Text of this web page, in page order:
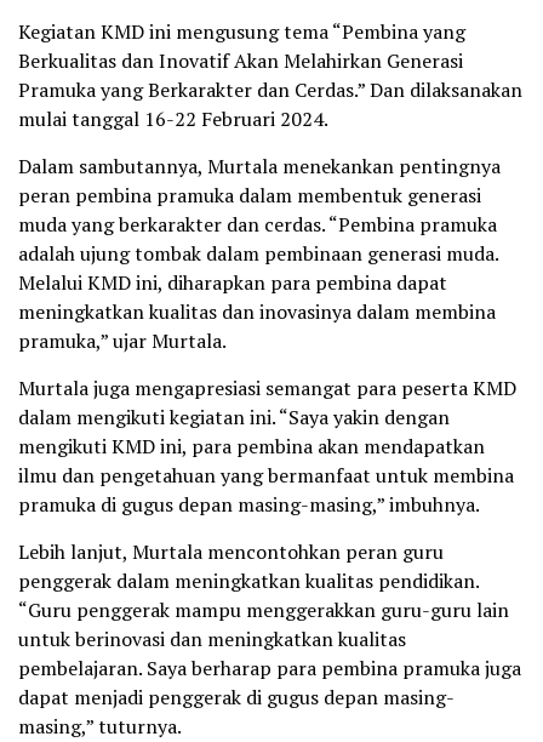
Kegiatan KMD ini mengusung tema “Pembina yang
Berkualitas dan Inovatif Akan Melahirkan Generasi
Pramuka yang Berkarakter dan Cerdas.” Dan dilaksanakan
mulai tanggal 16-22 Februari 2024.
Dalam sambutannya, Murtala menekankan pentingnya
peran pembina pramuka dalam membentuk generasi
muda yang berkarakter dan cerdas. “Pembina pramuka
adalah ujung tombak dalam pembinaan generasi muda.
Melalui KMD ini, diharapkan para pembina dapat
meningkatkan kualitas dan inovasinya dalam membina
pramuka,” ujar Murtala.
Murtala juga mengapresiasi semangat para peserta KMD
dalam mengikuti kegiatan ini. “Saya yakin dengan
mengikuti KMD ini, para pembina akan mendapatkan
ilmu dan pengetahuan yang bermanfaat untuk membina
pramuka di gugus depan masing-masing,” imbuhnya.
Lebih lanjut, Murtala mencontohkan peran guru
penggerak dalam meningkatkan kualitas pendidikan.
“Guru penggerak mampu menggerakkan guru-guru lain
untuk berinovasi dan meningkatkan kualitas
pembelajaran. Saya berharap para pembina pramuka juga
dapat menjadi penggerak di gugus depan masing-
masing,” tuturnya.